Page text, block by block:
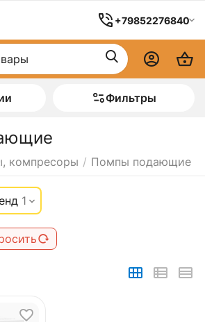
+79852276840
Фильтры
компресоры / Помпы подающие
1